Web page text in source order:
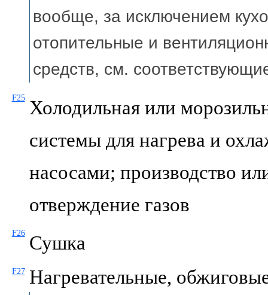
вообще, за исключением
отопительные и
средств, см.
F25 Холодильная или
системы для нагрева и
насосами; производство
отверждение газов
F26 Сушка
F27 Нагревательные,